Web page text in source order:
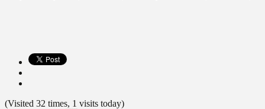
(Visited 32 times, 1 visits today)